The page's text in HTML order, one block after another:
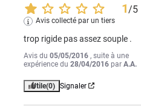
1 /5
Avis collecté par un tiers
trop rigide pas assez souple .
Avis du05/05/2016 , suite à une
expérience du28/04/2016 parA.A.
Utile(0) Signaler